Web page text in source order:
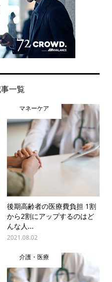
一覧
マネーケア
後期高齢者の医療費負担 1割
から2割にアップするのはど
んな人...
2021.08.02
介護・医療